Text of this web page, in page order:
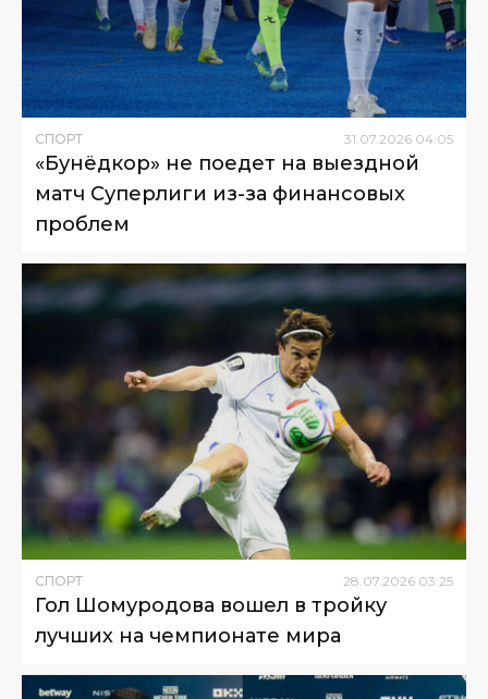
СПОРТ 31 07 2026 04:05
«Бунёдкор» не поедет на выездной
матч Суперлиги из-за финансовых
проблем
СПОРТ 28 07 2026 03:25
Гол Шомуродова вошел в тройку
лучших на чемпионате мира